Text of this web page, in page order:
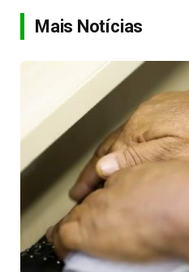
Mais Notícias